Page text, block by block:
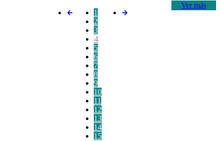
Ver más
1
2
3
4
5
6
7
8
9
10
11
12
13
14
15